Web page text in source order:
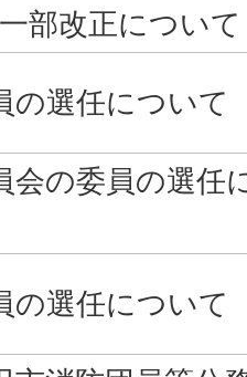
部改正について
の選任について
会の委員の選任
の選任について